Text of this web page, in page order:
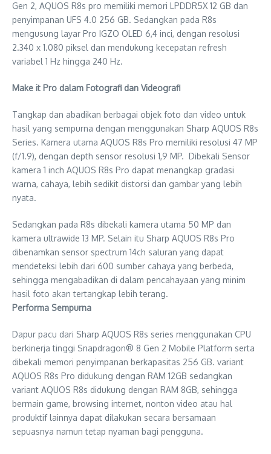
Gen 2, AQUOS R8s pro memiliki memori LPDDR5X 12 GB dan
penyimpanan UFS 4.0 256 GB. Sedangkan pada R8s
mengusung layar Pro IGZO OLED 6,4 inci, dengan resolusi
2.340 x 1.080 piksel dan mendukung kecepatan refresh
variabel 1 Hz hingga 240 Hz.
Make it Pro dalam Fotografi dan Videografi
Tangkap dan abadikan berbagai objek foto dan video untuk
hasil yang sempurna dengan menggunakan Sharp AQUOS R8s
Series. Kamera utama AQUOS R8s Pro memiliki resolusi 47 MP
(f/1.9), dengan depth sensor resolusi 1,9 MP. Dibekali Sensor
kamera 1 inch AQUOS R8s Pro dapat menangkap gradasi
warna, cahaya, lebih sedikit distorsi dan gambar yang lebih
nyata.
Sedangkan pada R8s dibekali kamera utama 50 MP dan
kamera ultrawide 13 MP. Selain itu Sharp AQUOS R8s Pro
dibenamkan sensor spectrum 14ch saluran yang dapat
mendeteksi lebih dari 600 sumber cahaya yang berbeda,
sehingga mengabadikan di dalam pencahayaan yang minim
hasil foto akan tertangkap lebih terang.
Performa Sempurna
Dapur pacu dari Sharp AQUOS R8s series menggunakan CPU
berkinerja tinggi Snapdragon® 8 Gen 2 Mobile Platform serta
dibekali memori penyimpanan berkapasitas 256 GB. variant
AQUOS R8s Pro didukung dengan RAM 12GB sedangkan
variant AQUOS R8s didukung dengan RAM 8GB, sehingga
bermain game, browsing internet, nonton video atau hal
produktif lainnya dapat dilakukan secara bersamaan
sepuasnya namun tetap nyaman bagi pengguna.